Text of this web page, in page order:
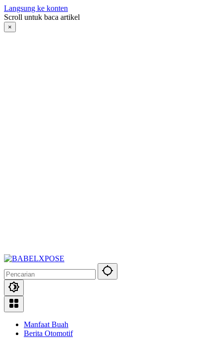
Langsung ke konten
Scroll untuk baca artikel
×
Manfaat Buah
Berita Otomotif